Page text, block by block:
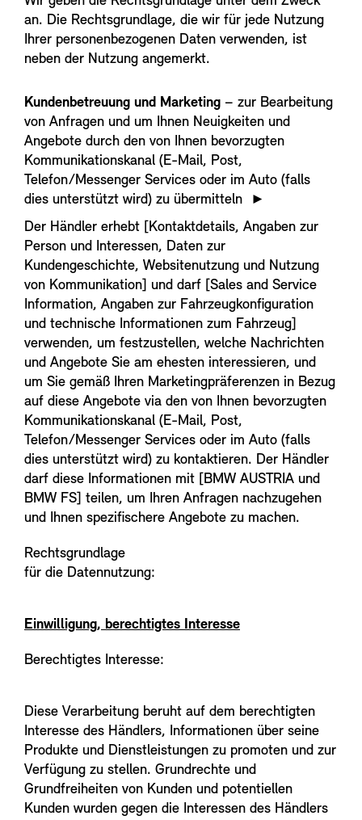
an. Die Rechtsgrundlage, die wir für jede Nutzung
Ihrer personenbezogenen Daten verwenden, ist
neben der Nutzung angemerkt.
Kundenbetreuung und Marketing – zur Bearbeitung
von Anfragen und um Ihnen Neuigkeiten und
Angebote durch den von Ihnen bevorzugten
Kommunikationskanal (E-Mail, Post,
Telefon/Messenger Services oder im Auto (falls
dies unterstützt wird) zu übermitteln
►
Der Händler erhebt [Kontaktdetails, Angaben zur
Person und Interessen, Daten zur
Kundengeschichte, Websitenutzung und Nutzung
von Kommunikation] und darf [Sales and Service
Information, Angaben zur Fahrzeugkonfiguration
und technische Informationen zum Fahrzeug]
verwenden, um festzustellen, welche Nachrichten
und Angebote Sie am ehesten interessieren, und
um Sie gemäß Ihren Marketingpräferenzen in Bezug
auf diese Angebote via den von Ihnen bevorzugten
Kommunikationskanal (E-Mail, Post,
Telefon/Messenger Services oder im Auto (falls
dies unterstützt wird) zu kontaktieren. Der Händler
darf diese Informationen mit [BMW AUSTRIA und
BMW FS] teilen, um Ihren Anfragen nachzugehen
und Ihnen spezifischere Angebote zu machen.
Rechtsgrundlage
für die Datennutzung:
Einwilligung, berechtigtes Interesse
Berechtigtes Interesse:
Diese Verarbeitung beruht auf dem berechtigten
Interesse des Händlers, Informationen über seine
Produkte und Dienstleistungen zu promoten und zur
Verfügung zu stellen. Grundrechte und
Grundfreiheiten von Kunden und potentiellen
Kunden wurden gegen die Interessen des Händlers